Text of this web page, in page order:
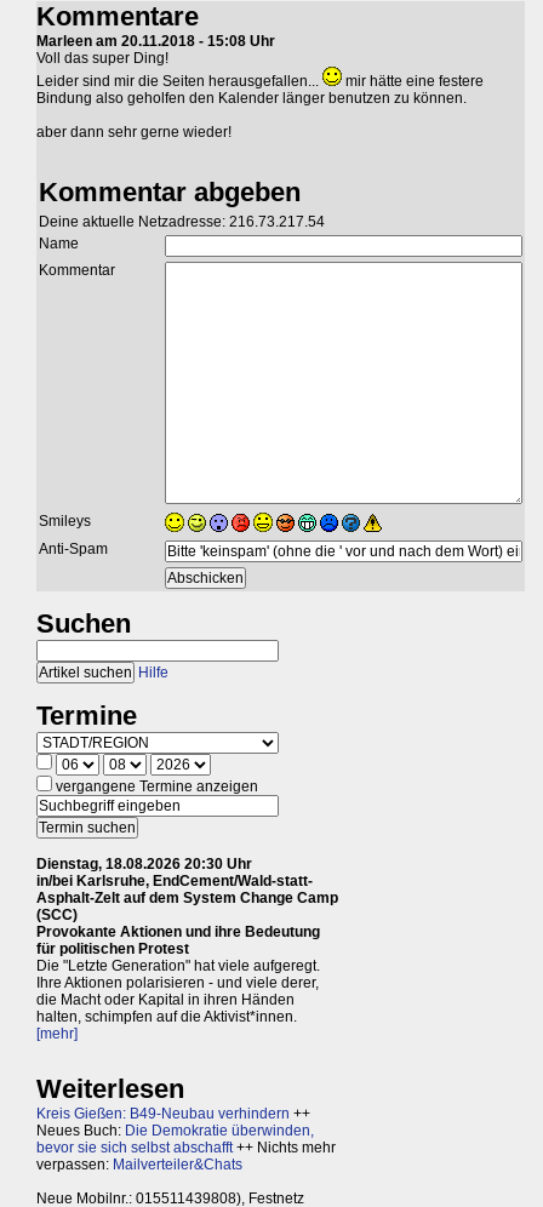
Kommentare
Marleen am 20.11.2018 - 15:08 Uhr
Voll das super Ding!
Leider sind mir die Seiten herausgefallen...
mir hätte eine festere
Bindung also geholfen den Kalender länger benutzen zu können.
aber dann sehr gerne wieder!
Kommentar abgeben
Deine aktuelle Netzadresse: 216.73.217.54
Name
Kommentar
Smileys
Anti-Spam
Suchen
Hilfe
Termine
vergangene Termine anzeigen
Dienstag, 18.08.2026 20:30 Uhr
in/bei Karlsruhe, EndCement/Wald-statt-
Asphalt-Zelt auf dem System Change Camp
(SCC)
Provokante Aktionen und ihre Bedeutung
für politischen Protest
Die "Letzte Generation" hat viele aufgeregt.
Ihre Aktionen polarisieren - und viele derer,
die Macht oder Kapital in ihren Händen
halten, schimpfen auf die Aktivist*innen.
[mehr]
Weiterlesen
Kreis Gießen: B49-Neubau verhindern ++
Neues Buch: Die Demokratie überwinden,
bevor sie sich selbst abschafft++ Nichts mehr
verpassen: Mailverteiler&Chats
Neue Mobilnr.: 015511439808), Festnetz